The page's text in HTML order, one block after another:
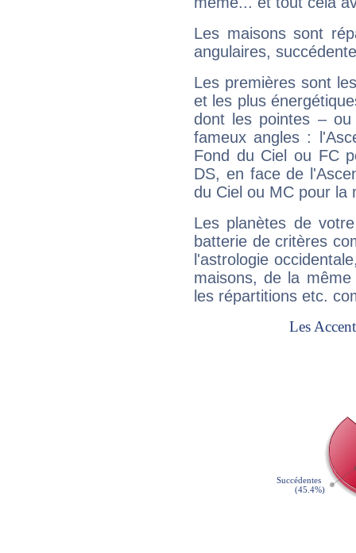
Les maisons sont
angulaires,
Les premières sont
et les plus
dont les pointes –
fameux angles :
Fond du Ciel ou FC
DS, en face de
du Ciel ou MC pour la
Les planètes de
batterie de critères
l'astrologie
maisons, de la
les répartitions etc.